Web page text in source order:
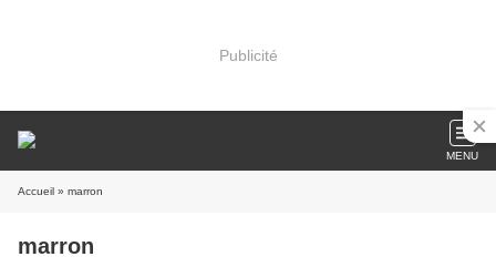
Publicité
MENU
Accueil » marron
marron